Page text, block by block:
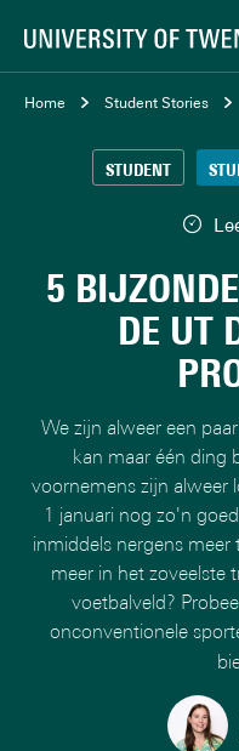
Home Student Stories
STUDENT
5
DE UT
We zijn alweer een
kan maar één ding
voornemens zijn alweer
1 januari nog zo'n
inmiddels nergens
meer in het zoveelste
voetbalveld?
onconventionele